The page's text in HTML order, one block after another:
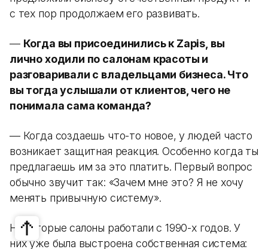
с тех пор продолжаем его развивать.
— Когда вы присоединились к Zapis, вы
лично ходили по салонам красоты и
разговаривали с владельцами бизнеса. Что
вы тогда услышали от клиентов, чего не
понимала сама команда?
— Когда создаешь что-то новое, у людей часто
возникает защитная реакция. Особенно когда ты
предлагаешь им за это платить. Первый вопрос
обычно звучит так: «Зачем мне это? Я не хочу
менять привычную систему».
Некоторые салоны работали с 1990-х годов. У
них уже была выстроена собственная система: